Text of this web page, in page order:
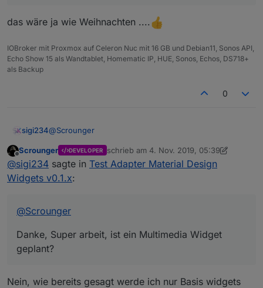
das wäre ja wie Weihnachten ....
IOBroker mit Proxmox auf Celeron Nuc mit 16 GB und Debian11, Sonos API,
Echo Show 15 als Wandtablet, Homematic IP, HUE, Sonos, Echos, DS718+
als Backup
0
sigi234@Scrounger
Danke, Super arbeit, ist ein Multimedia Widget geplant?
Offline
Scrounger DEVELOPER schrieb am 4. Nov. 2019, 05:39
zuletzt editiert von Scrounger11. Apr.
@sigi234 sagte in Test Adapter Material Design
Widgets v0.1.x:
@Scrounger
Danke, Super arbeit, ist ein Multimedia Widget
geplant?
Nein, wie bereits gesagt werde ich nur Basis widgets